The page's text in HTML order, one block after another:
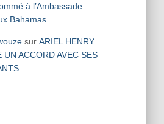
à l’Ambassade
Bahamas
sur ARIEL HENRY
UN ACCORD AVEC SES